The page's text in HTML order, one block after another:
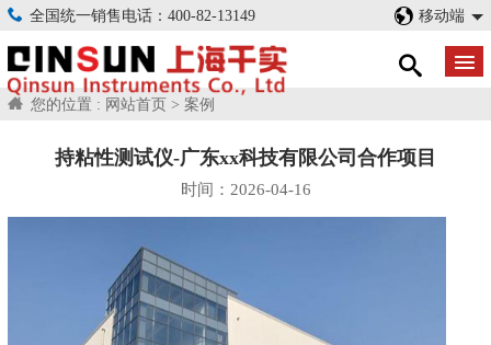
全国统一销售电话：400-82-13149 移动端
您的位置 : 网站首页 > 案例
持粘性测试仪-广东xx科技有限公司合作项目
时间：2026-04-16